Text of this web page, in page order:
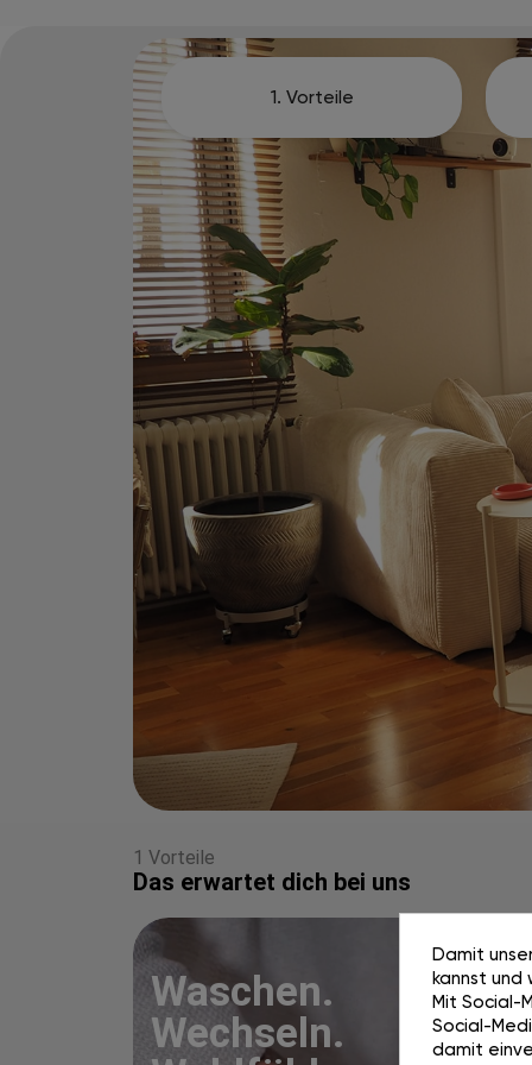
1. Vorteile
1 Vorteile
Das erwartet dich bei uns
Waschen.
Wechseln.
Damit
kannst und
Mit Social-
Social-
damit